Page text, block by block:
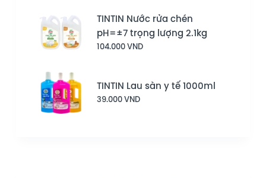
TINTIN Nước rửa chén
pH=±7 trọng lượng 2.1kg
104.000VND
TINTIN Lau sàn y tế 1000ml
39.000VND